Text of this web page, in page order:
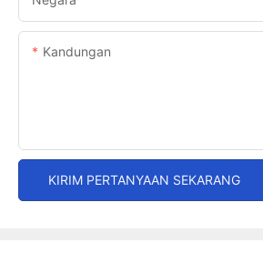
Kandungan
KIRIM PERTANYAAN SEKARANG